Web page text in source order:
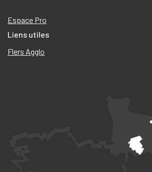
Espace Pro
Liens utiles
Flers Agglo